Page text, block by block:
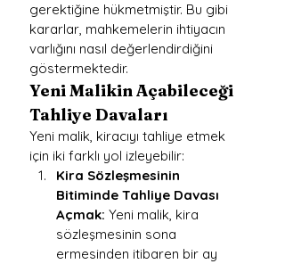
gerektiğine hükmetmiştir. Bu gibi
kararlar, mahkemelerin ihtiyacın
varlığını nasıl değerlendirdiğini
göstermektedir.
Yeni Malikin Açabileceği
Tahliye Davaları
Yeni malik, kiracıyı tahliye etmek
için iki farklı yol izleyebilir:
Kira Sözleşmesinin
Bitiminde Tahliye Davası
Açmak: Yeni malik, kira
sözleşmesinin sona
ermesinden itibaren bir ay